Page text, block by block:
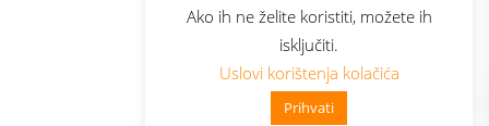
Ako ih ne želite koristiti, možete ih
isključiti.
Uslovi korištenja kolačića
Prihvati
👋 Zdravo, kako mogu pomoći